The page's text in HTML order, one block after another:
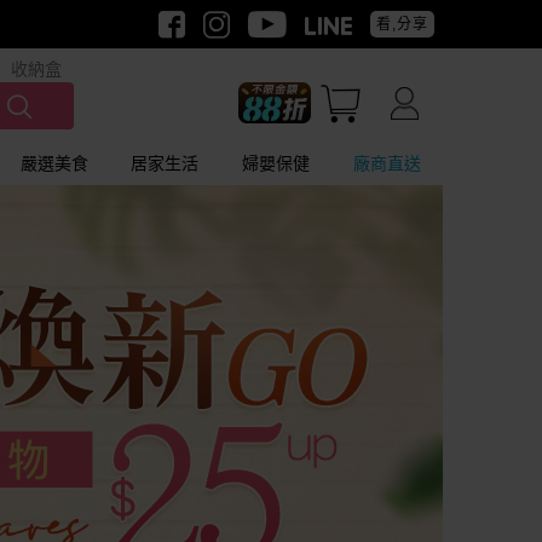
看,分享
收納盒
嚴選美食 居家生活 婦嬰保健 廠商直送